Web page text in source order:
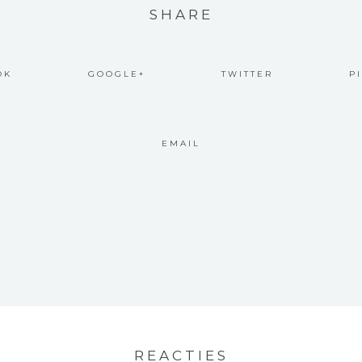
SHARE
GOOGLE+ TWITTER
EMAIL
REACTIES